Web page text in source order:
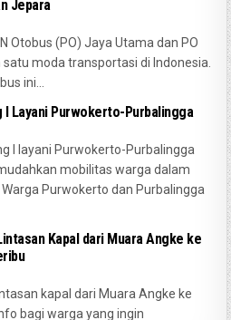
Jepara
Otobus (PO) Jaya Utama dan PO
moda transportasi di Indonesia.
ini...
I Layani Purwokerto-Purbalingga
I layani Purwokerto-Purbalingga
mobilitas warga dalam
Purwokerto dan Purbalingga
Kapal dari Muara Angke ke
kapal dari Muara Angke ke
bagi warga yang ingin